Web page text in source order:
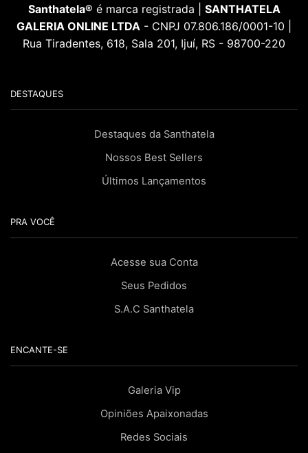
Santhatela® é marca registrada | SANTHATELA
GALERIA ONLINE LTDA - CNPJ 07.806.186/0001-10 |
Rua Tiradentes, 618, Sala 201, Ijuí, RS - 98700-220
DESTAQUES
Destaques da Santhatela
Nossos Best Sellers
Últimos Lançamentos
PRA VOCÊ
Acesse sua Conta
Seus Pedidos
S.A.C Santhatela
ENCANTE-SE
Galeria Vip
Opiniões Apaixonadas
Redes Sociais